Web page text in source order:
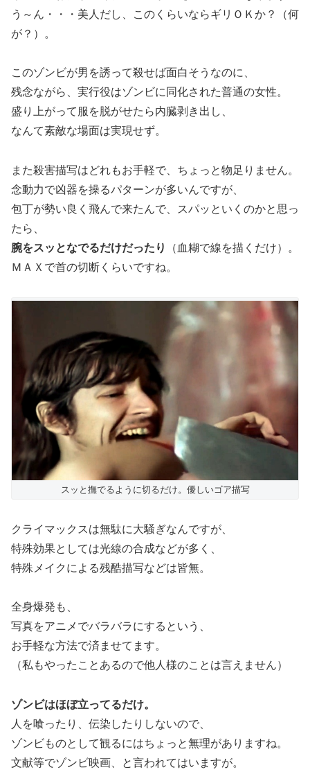
う～ん・・・美人だし、このくらいならギリＯＫか？（何
が？）。
このゾンビが男を誘って殺せば面白そうなのに、
残念ながら、実行役はゾンビに同化された普通の女性。
盛り上がって服を脱がせたら内臓剥き出し、
なんて素敵な場面は実現せず。
また殺害描写はどれもお手軽で、ちょっと物足りません。
念動力で凶器を操るパターンが多いんですが、
包丁が勢い良く飛んで来たんで、スパッといくのかと思っ
たら、
腕をスッとなでるだけだったり
（血糊で線を描くだけ）。
ＭＡＸで首の切断くらいですね。
スッと撫でるように切るだけ。優しいゴア描写
クライマックスは無駄に大騒ぎなんですが、
特殊効果としては光線の合成などが多く、
特殊メイクによる残酷描写などは皆無。
全身爆発も、
写真をアニメでバラバラにするという、
お手軽な方法で済ませてます。
（私もやったことあるので他人様のことは言えません）
ゾンビはほぼ立ってるだけ。
人を喰ったり、伝染したりしないので、
ゾンビものとして観るにはちょっと無理がありますね。
文献等でゾンビ映画、と言われてはいますが。